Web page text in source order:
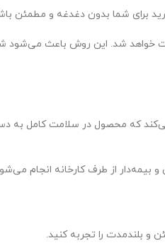
برای شما بدون دغدغه و مطمئن
خواهد شد. این روش باعث
که محصول در سلامت کامل
از طرف کارخانه انجام
بلندمدت را تجربه کنید.